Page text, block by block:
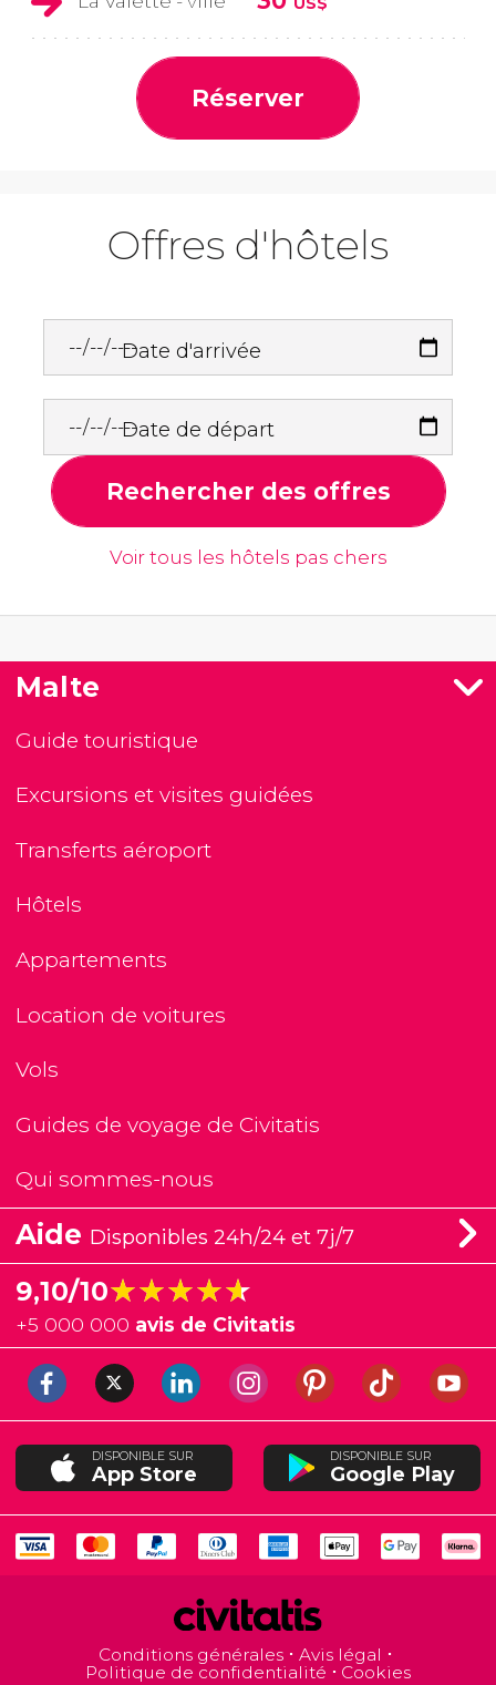
Réserver
Offres d'hôtels
Date d'arrivée
Date de départ
Rechercher des offres
Voir tous les hôtels pas chers
Malte
Guide touristique
Excursions et visites guidées
Transferts aéroport
Hôtels
Appartements
Location de voitures
Vols
Guides de voyage de Civitatis
Qui sommes-nous
Aide Disponibles 24h/24 et 7j/7
9,10/10★★★★★
★★★★★
+5 000 000 avis de Civitatis
DISPONIBLE SUR
App Store
DISPONIBLE SUR
Google Play
Conditions générales
Avis légal
Politique de confidentialité
Cookies